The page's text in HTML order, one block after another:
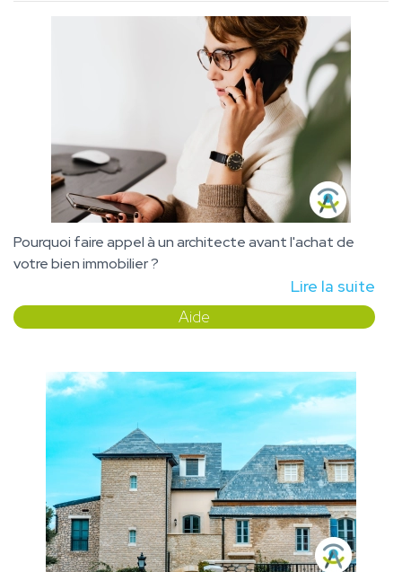
Pourquoi faire appel à un architecte avant l'achat de
votre bien immobilier ?
Lire la suite
Aide